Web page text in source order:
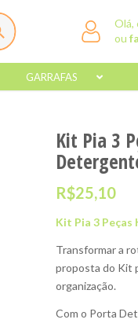
Olá,
ou
GARRAFAS
Kit Pia 3
R$25,10
Kit Pia 3 Peças
Transformar a
proposta do Kit
organização.
Com o Porta